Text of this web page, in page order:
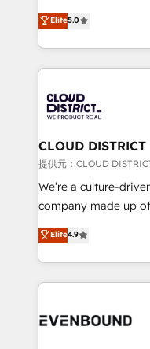
meeting!
technology,
Latin America and
across 9 countries.
insight with
HubSpot
solutions that
and loop marketing,
Our multicultural
and English to
measurable growth. 🌎 Highlights: • 10+ years as a
Migration Excellence.
LATAM 2022, 2023,
with HubSpot? Let
Elite5.0
CLOUD DISTRICT
提供元：CLOUD
We’re a culture-
company made up
thinkers. We blend
ideas, opportunities,
experiences. To us,
and—most
Elite4.9